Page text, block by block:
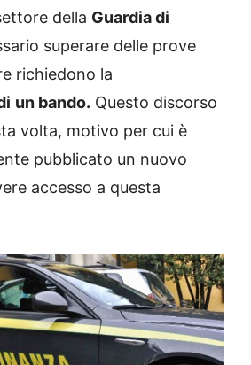
della Guardia di
superare delle prove
richiedono la
un bando. Questo discorso
volta, motivo per cui è
pubblicato un nuovo
accesso a questa